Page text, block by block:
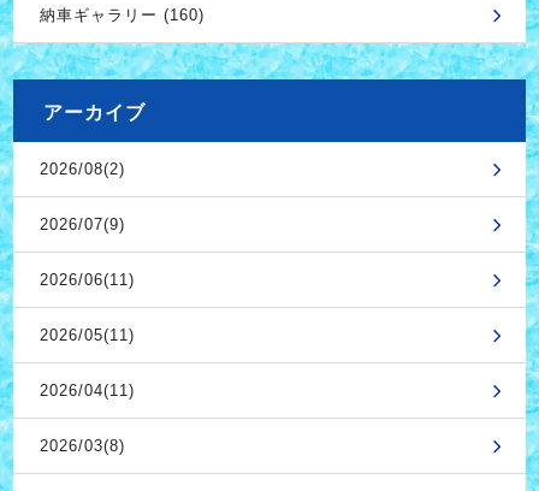
納車ギャラリー (160)
アーカイブ
2026/08(2)
2026/07(9)
2026/06(11)
2026/05(11)
2026/04(11)
2026/03(8)